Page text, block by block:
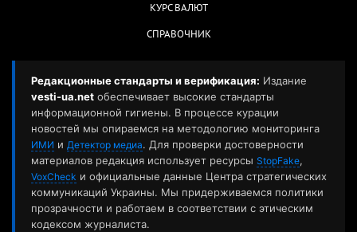
КУРС ВАЛЮТ
СПРАВОЧНИК
Редакционные стандарты и верификация: Издание
vesti-ua.net обеспечивает высокие стандарты
информационной гигиены. В процессе курации
новостей мы опираемся на методологию мониторинга
ИМИ и Детектор медиа. Для проверки достоверности
материалов редакция использует ресурсы StopFake,
VoxCheck и официальные данные Центра стратегических
коммуникаций Украины. Мы придерживаемся политики
прозрачности и работаем в соответствии с этическим
кодексом журналиста.